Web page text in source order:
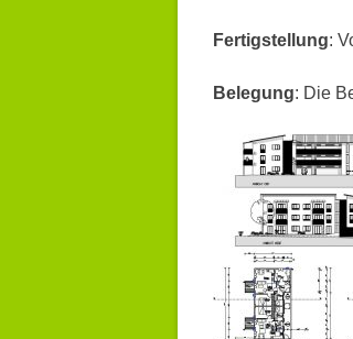
Fertigstellung:
Belegung: Die